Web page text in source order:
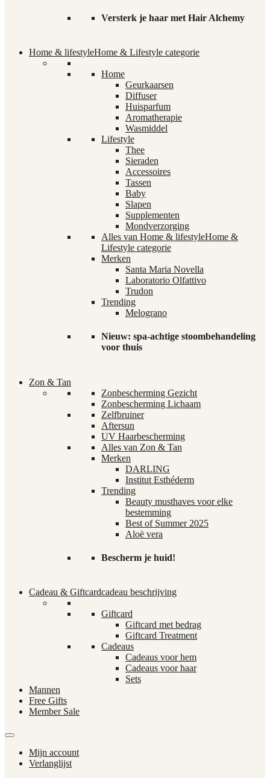
Versterk je haar met Hair Alchemy
Home & lifestyleHome & Lifestyle categorie
Home
Geurkaarsen
Diffuser
Huisparfum
Aromatherapie
Wasmiddel
Lifestyle
Thee
Sieraden
Accessoires
Tassen
Baby
Slapen
Supplementen
Mondverzorging
Alles van Home & lifestyleHome &
Lifestyle categorie
Merken
Santa Maria Novella
Laboratorio Olfattivo
Trudon
Trending
Melograno
Nieuw: spa-achtige stoombehandeling
voor thuis
Zon & Tan
Zonbescherming Gezicht
Zonbescherming Lichaam
Zelfbruiner
Aftersun
UV Haarbescherming
Alles van Zon & Tan
Merken
DARLING
Institut Esthéderm
Trending
Beauty musthaves voor elke
bestemming
Best of Summer 2025
Aloë vera
Bescherm je huid!
Cadeau & Giftcardcadeau beschrijving
Giftcard
Giftcard met bedrag
Giftcard Treatment
Cadeaus
Cadeaus voor hem
Cadeaus voor haar
Sets
Mannen
Free Gifts
Member Sale
Mijn account
Verlanglijst